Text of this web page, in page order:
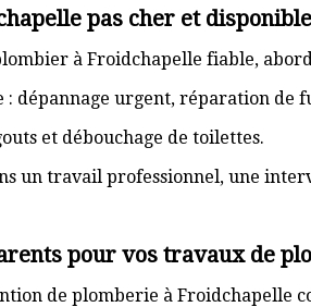
pas cher et
à Froidchapelle fiable,
dépannage urgent, réparation de
et débouchage de toilettes.
un travail professionnel, une
pour vos travaux de
de plomberie à Froidchapelle